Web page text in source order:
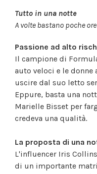
Tutto in una notte
A volte bastano poche
Passione ad alto
Il campione di
auto veloci e le donne
uscire dal suo letto
Eppure, basta una
Marielle Bisset per
credeva una qualità.
La proposta di una
L'influencer Iris
di un importante